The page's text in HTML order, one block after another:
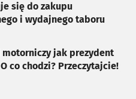
się do zakupu
i wydajnego taboru
motorniczy jak prezydent
co chodzi? Przeczytajcie!